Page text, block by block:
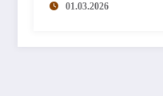
солостальгию»
01.03.2026